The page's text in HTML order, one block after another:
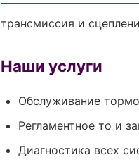
трансмиссия и
Наши услуги
Обслуживание
Регламентное то и
Диагностика всех